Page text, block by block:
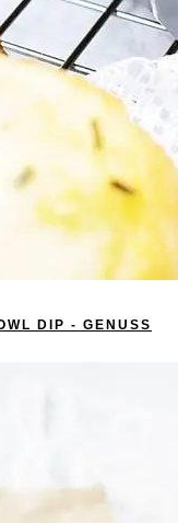
DIP - GENUSS